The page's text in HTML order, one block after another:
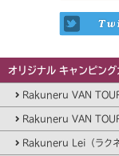
オリジナル キャンピン
Rakuneru VAN
Rakuneru VAN TOUR
Rakuneru Lei（ラクネ